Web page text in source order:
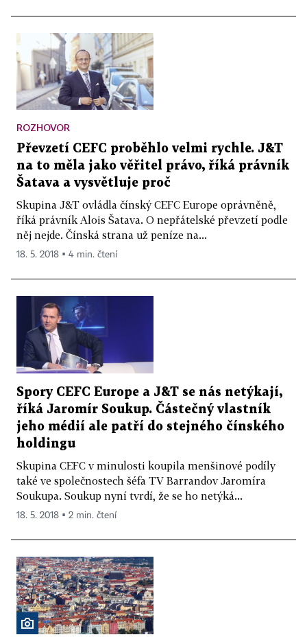
ROZHOVOR
Převzetí CEFC proběhlo velmi rychle. J&T
na to měla jako věřitel právo, říká právník
Šatava a vysvětluje proč
Skupina J&T ovládla čínský CEFC Europe oprávněně,
říká právník Alois Šatava. O nepřátelské převzetí podle
něj nejde. Čínská strana už peníze na...
18. 5. 2018 ▪ 4 min. čtení
Spory CEFC Europe a J&T se nás netýkají,
říká Jaromír Soukup. Částečný vlastník
jeho médií ale patří do stejného čínského
holdingu
Skupina CEFC v minulosti koupila menšinové podíly
také ve společnostech šéfa TV Barrandov Jaromíra
Soukupa. Soukup nyní tvrdí, že se ho netýká...
18. 5. 2018 ▪ 2 min. čtení